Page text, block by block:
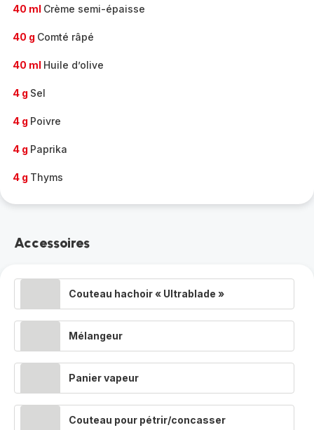
40 ml Crème semi-épaisse
40 g Comté râpé
40 ml Huile d’olive
4 g Sel
4 g Poivre
4 g Paprika
4 g Thyms
Accessoires
Couteau hachoir « Ultrablade »
Mélangeur
Panier vapeur
Couteau pour pétrir/concasser